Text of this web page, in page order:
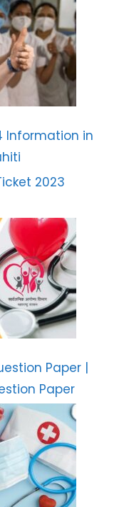
Information in
2023
Paper |
Paper